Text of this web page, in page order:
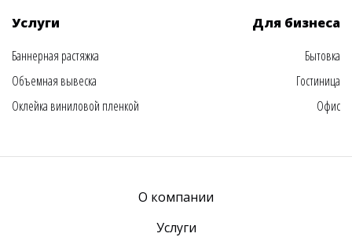
Услуги
Баннерная растяжка
Объемная вывеска
Оклейка виниловой пленкой
Для бизнеса
Бытовка
Гостиница
Офис
О компании
Услуги